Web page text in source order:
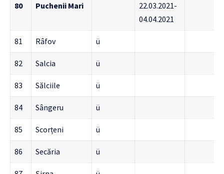
80 Puchenii Mari
22.03.2021-
04.04.2021
81 Râfov ü
82 Salcia ü
83 Sălciile ü
84 Sângeru ü
85 Scorțeni ü
86 Secăria ü